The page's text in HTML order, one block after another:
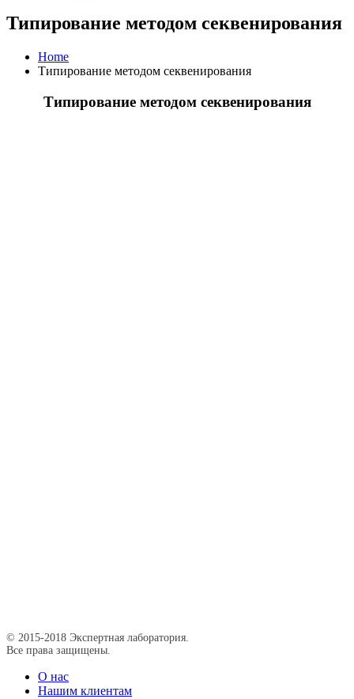
Типирование методом секвенирования
Home
Типирование методом секвенирования
Типирование методом секвенирования
© 2015-2018 Экспертная лаборатория.
Все права защищены.
О нас
Нашим клиентам